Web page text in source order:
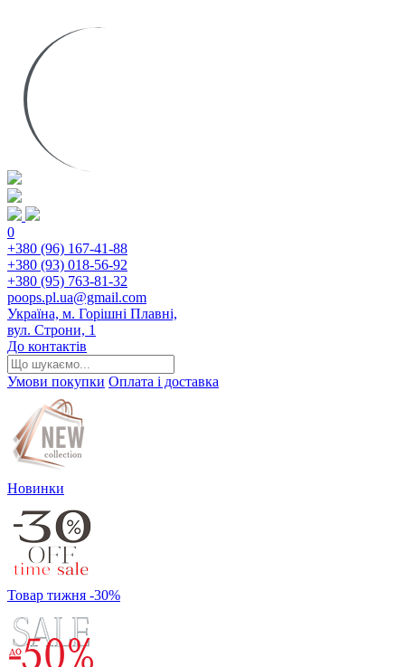
0
+380 (96) 167-41-88
+380 (93) 018-56-92
+380 (95) 763-81-32
poops.pl.ua@gmail.com
Україна, м. Горішні Плавні,
вул. Строни, 1
До контактів
Умови покупки Оплата і доставка
Новинки
Товар тижня -30%